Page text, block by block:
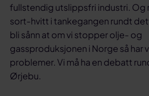
fullstendig utslippsfri industri. Og
sort-hvitt i tankegangen rundt
bli sånn at om vi stopper olje- og
gassproduksjonen i Norge så har
problemer. Vi må ha en debatt
Ørjebu.